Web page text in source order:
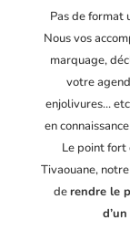
Pas de format
Nous vos
marquage,
votre
enjolivures…
en
Le point fort
Tivaouane,
derendre le